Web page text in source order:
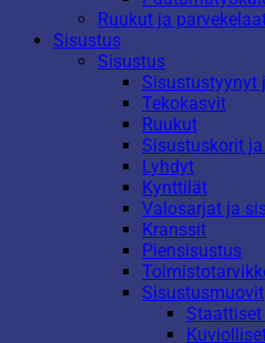
Ruukut ja
Sisustus
Sisustus
Sisustustyynyt
Tekokasvit
Ruukut
Sisustuskorit
Lyhdyt
Kynttilät
Valosarjat ja
Kranssit
Piensisustus
Sisustusmuovit